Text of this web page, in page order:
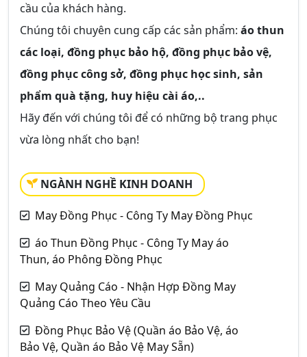
cầu của khách hàng.
Chúng tôi chuyên cung cấp các sản phẩm: áo thun
các loại, đồng phục bảo hộ, đồng phục bảo vệ,
đồng phục công sở, đồng phục học sinh, sản
phẩm quà tặng, huy hiệu cài áo,..
Hãy đến với chúng tôi để có những bộ trang phục
vừa lòng nhất cho bạn!
NGÀNH NGHỀ KINH DOANH
May Đồng Phục - Công Ty May Đồng Phục
áo Thun Đồng Phục - Công Ty May áo
Thun, áo Phông Đồng Phục
May Quảng Cáo - Nhận Hợp Đồng May
Quảng Cáo Theo Yêu Cầu
Đồng Phục Bảo Vệ (Quần áo Bảo Vệ, áo
Bảo Vệ, Quần áo Bảo Vệ May Sẵn)